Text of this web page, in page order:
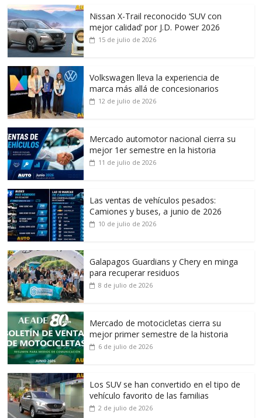
Nissan X-Trail reconocido ‘SUV con
mejor calidad’ por J.D. Power 2026
15 de julio de 2026
Volkswagen lleva la experiencia de
marca más allá de concesionarios
12 de julio de 2026
Mercado automotor nacional cierra su
mejor 1er semestre en la historia
11 de julio de 2026
Las ventas de vehículos pesados:
Camiones y buses, a junio de 2026
10 de julio de 2026
Galapagos Guardians y Chery en minga
para recuperar residuos
8 de julio de 2026
Mercado de motocicletas cierra su
mejor primer semestre de la historia
6 de julio de 2026
Los SUV se han convertido en el tipo de
vehículo favorito de las familias
2 de julio de 2026